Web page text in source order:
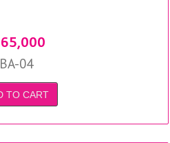
BA-04
TO CART